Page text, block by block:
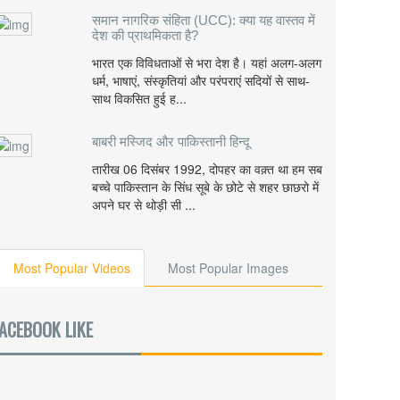
समान नागरिक संहिता (UCC): क्या यह वास्तव में
देश की प्राथमिकता है?
भारत एक विविधताओं से भरा देश है। यहां अलग-अलग
धर्म, भाषाएं, संस्कृतियां और परंपराएं सदियों से साथ-
साथ विकसित हुई ह...
बाबरी मस्जिद और पाकिस्तानी हिन्दू
तारीख 06 दिसंबर 1992, दोपहर का वक़्त था हम सब
बच्चे पाकिस्तान के सिंध सूबे के छोटे से शहर छाछरो में
अपने घर से थोड़ी सी ...
Most Popular Videos Most Popular Images
LIKE